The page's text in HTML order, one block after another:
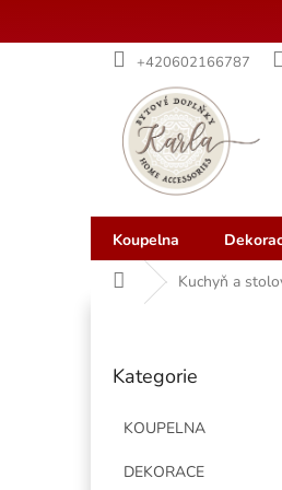
+420602166787
Koupelna
Domů Kuchyň a
kategorie
Kategorie
KOUPELNA
DEKORACE